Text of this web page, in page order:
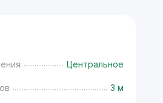
Центральное
3 м